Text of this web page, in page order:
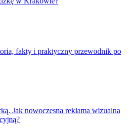
fakty i praktyczny przewodnik po
Jak nowoczesna reklama wizualna